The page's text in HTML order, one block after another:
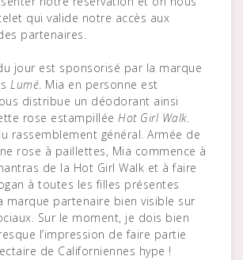
qui valide notre accès aux
partenaires.
jour est sponsorisé par la marque
Lumé. Mia en personne est
distribue un déodorant ainsi
rose estampillée Hot Girl Walk.
rassemblement général. Armée de
rose à paillettes, Mia commence à
de la Hot Girl Walk et à faire
à toutes les filles présentes
marque partenaire bien visible sur
Sur le moment, je dois bien
l’impression de faire partie
de Californiennes hype !